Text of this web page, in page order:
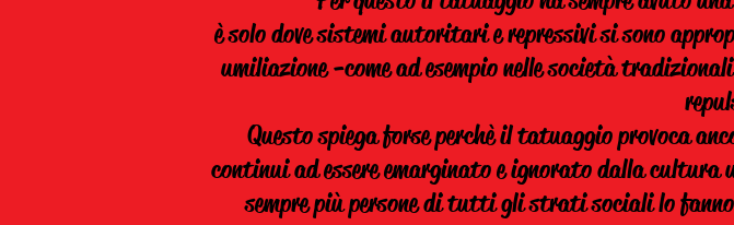
è solo dove sistemi autoritari e repressivi si sono
umiliazione -come ad esempio nelle società
Questo spiega forse perchè il tatuaggio provoca
continui ad essere emarginato e ignorato dalla
sempre più persone di tutti gli strati sociali lo